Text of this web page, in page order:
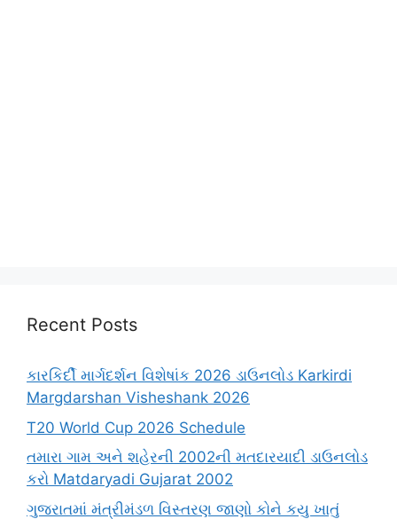
Recent Posts
કારકિર્દી માર્ગદર્શન વિશેષાંક 2026 ડાઉનલોડ Karkirdi
Margdarshan Visheshank 2026
T20 World Cup 2026 Schedule
તમારા ગામ અને શહેરની 2002ની મતદારયાદી ડાઉનલોડ
કરો Matdaryadi Gujarat 2002
ગુજરાતમાં મંત્રીમંડળ વિસ્તરણ જાણો કોને કયુ ખાતું